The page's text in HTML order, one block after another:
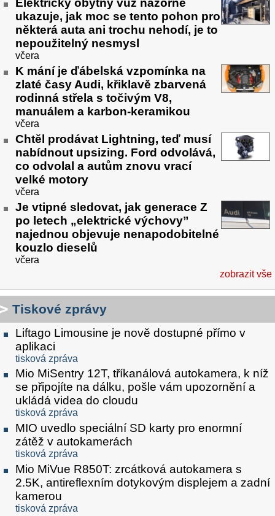
Elektrický obytný vůz názorně
ukazuje, jak moc se tento pohon pro
některá auta ani trochu nehodí, je to
nepoužitelný nesmysl
včera
K mání je ďábelská vzpomínka na
zlaté časy Audi, křiklavě zbarvená
rodinná střela s točivým V8,
manuálem a karbon-keramikou
včera
Chtěl prodávat Lightning, teď musí
nabídnout upsizing. Ford odvolává,
co odvolal a autům znovu vrací
velké motory
včera
Je vtipné sledovat, jak generace Z
po letech „elektrické výchovy”
najednou objevuje nenapodobitelné
kouzlo dieselů
včera
zobrazit vše
Tiskové zprávy
Liftago Limousine je nově dostupné přímo v
aplikaci
tisková zpráva
Mio MiSentry 12T, tříkanálová autokamera, k níž
se připojíte na dálku, pošle vám upozornění a
ukládá videa do cloudu
tisková zpráva
MIO uvedlo speciální SD karty pro enormní
zátěž v autokamerách
tisková zpráva
Mio MiVue R850T: zrcátková autokamera s
2.5K, antireflexním dotykovým displejem a zadní
kamerou
tisková zpráva